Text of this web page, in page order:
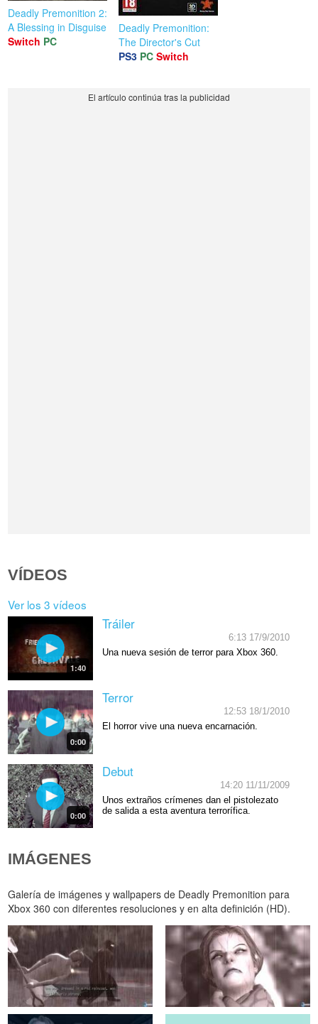
Deadly Premonition 2:
A Blessing in Disguise
Switch PC
Deadly Premonition:
The Director's Cut
PS3 PC Switch
VÍDEOS
Ver los 3 vídeos
1:40
Tráiler
6:13 17/9/2010
Una nueva sesión de terror para Xbox 360.
0:00
Terror
12:53 18/1/2010
El horror vive una nueva encarnación.
0:00
Debut
14:20 11/11/2009
Unos extraños crímenes dan el pistolezato
de salida a esta aventura terrorífica.
IMÁGENES
Galería de imágenes y wallpapers de Deadly Premonition para
Xbox 360 con diferentes resoluciones y en alta definición (HD).